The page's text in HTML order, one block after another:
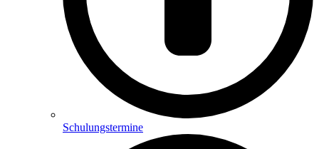
Schulungstermine